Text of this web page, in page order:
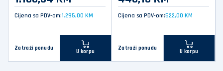
Cijena sa PDV-om:1.295,00 KM
Zatraži ponudu
U korpu
Cijena sa PDV-om:522,00 KM
Zatraži ponudu
U korpu